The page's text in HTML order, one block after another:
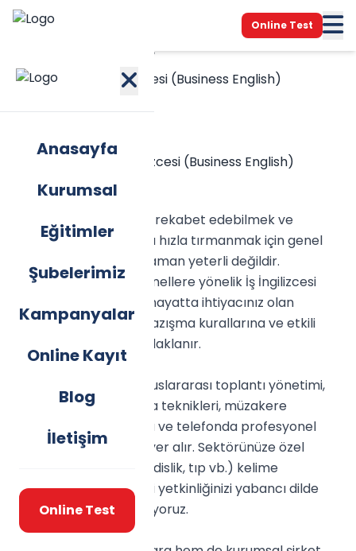
Online Test
Anasayfa
Kurumsal
Eğitimler
Şubelerimiz
Kampanyalar
Online Kayıt
Blog
İletişim
Online Test
/
Profesyonel İş İngilizcesi (Business English)
Küresel iş dünyasında rekabet edebilmek ve
kariyer basamaklarını hızla tırmanmak için genel
İngilizce bilgisi çoğu zaman yeterli değildir.
Ankara'daki profesyonellere yönelik İş İngilizcesi
eğitimimiz, kurumsal hayatta ihtiyacınız olan
terminolojiye, resmi yazışma kurallarına ve etkili
sunum tekniklerine odaklanır.
Eğitim içeriğimizde; uluslararası toplantı yönetimi,
İngilizce e-mail yazma teknikleri, müzakere
stratejileri, raporlama ve telefonda profesyonel
iletişim gibi modüller yer alır. Sektörünüze özel
(finans, hukuk, mühendislik, tıp vb.) kelime
çalışmaları ile mesleki yetkinliğinizi yabancı dilde
de sergilemenizi sağlıyoruz.